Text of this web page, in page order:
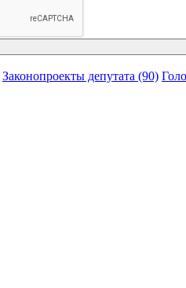
Законопроекты депутата (90)